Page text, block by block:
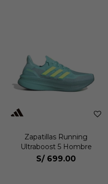
Zapatillas Running
Ultraboost 5 Hombre
S/ 699.00